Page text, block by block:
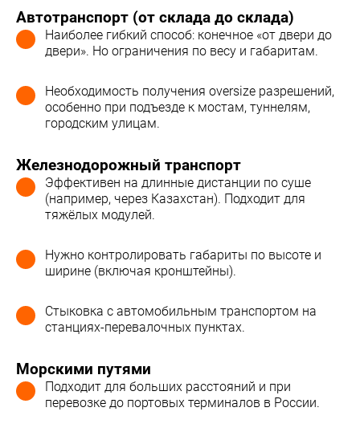
Автотранспорт (от склада до склада)
Наиболее гибкий способ: конечное «от двери до
двери». Но ограничения по весу и габаритам.
Необходимость получения oversize разрешений,
особенно при подъезде к мостам, туннелям,
городским улицам.
Железнодорожный транспорт
Эффективен на длинные дистанции по суше
(например, через Казахстан). Подходит для
тяжёлых модулей.
Нужно контролировать габариты по высоте и
ширине (включая кронштейны).
Стыковка с автомобильным транспортом на
станциях-перевалочных пунктах.
Морскими путями
Подходит для больших расстояний и при
перевозке до портовых терминалов в России.